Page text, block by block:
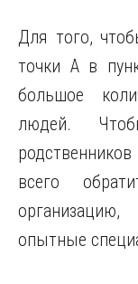
Для того,
точки А в
большое
людей.
всего
опытные